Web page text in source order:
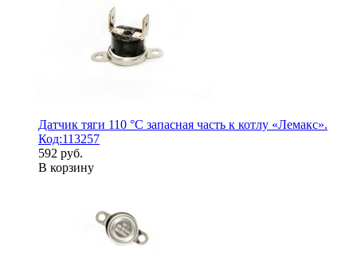
Датчик тяги 110 °С запасная часть к котлу «Лемакс».
Код:113257
592 руб.
В корзину